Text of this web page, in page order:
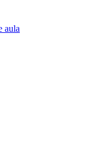
aula